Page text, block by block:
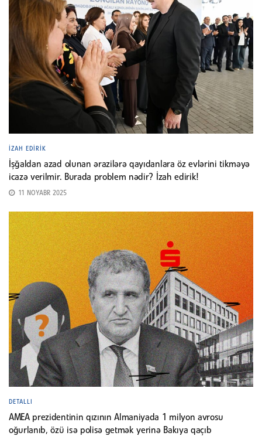
İZAH EDIRIK
İşğaldan azad olunan ərazilərə qayıdanlara öz evlərini tikməyə
icazə verilmir. Burada problem nədir? İzah edirik!
11 NOYABR 2025
DETALLI
AMEA prezidentinin qızının Almaniyada 1 milyon avrosu
oğurlanıb, özü isə polisə getmək yerinə Bakıya qaçıb